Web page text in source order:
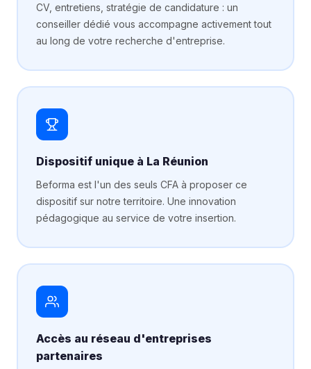
CV, entretiens, stratégie de candidature : un
conseiller dédié vous accompagne activement tout
au long de votre recherche d'entreprise.
Dispositif unique à La Réunion
Beforma est l'un des seuls CFA à proposer ce
dispositif sur notre territoire. Une innovation
pédagogique au service de votre insertion.
Accès au réseau d'entreprises
partenaires